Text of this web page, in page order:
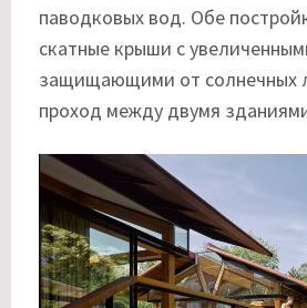
паводковых вод. Обе
скатные крыши с
защищающими от солнечных
проход между двумя